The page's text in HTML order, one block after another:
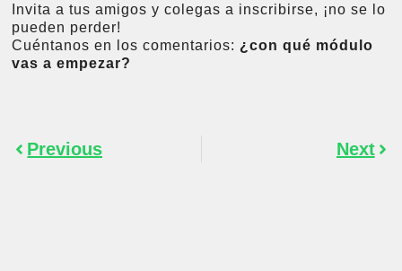
Invita a tus amigos y colegas a inscribirse, ¡no se lo
pueden perder!
Cuéntanos en los comentarios: ¿con qué módulo
vas a empezar?
Previous Next